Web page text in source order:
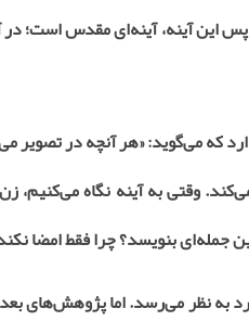
آینه، آینه‌ای مقدس است؛ در
که می‌گوید: «هر آنچه در تصویر
وقتی به آینه نگاه
جمله‌ای بنویسد؟ چرا فقط امضا
به نظر می‌رسد. اما پژوهش‌های